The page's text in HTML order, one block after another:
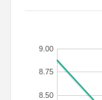
8.50
8.75
9.00